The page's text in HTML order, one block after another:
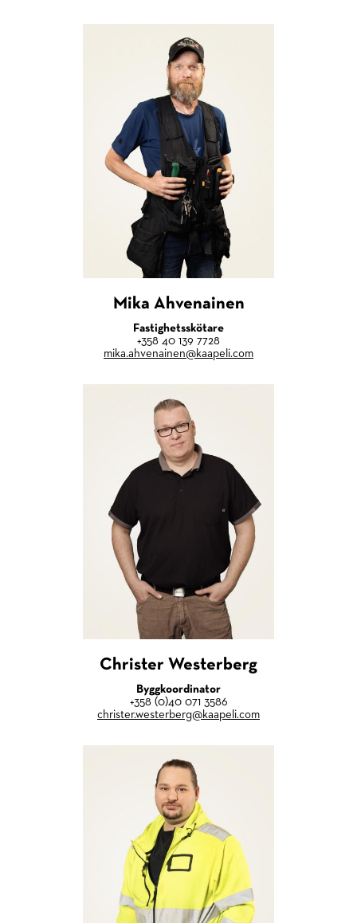
Mika Ahvenainen
Fastighetsskötare
+358 40 139 7728
mika.ahvenainen@kaapeli.com
Christer Westerberg
Byggkoordinator
+358 (0)40 071 3586
christer.westerberg@kaapeli.com